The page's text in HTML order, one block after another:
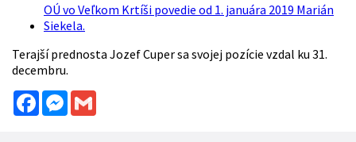
OÚ vo Veľkom Krtíši povedie od 1. januára 2019 Marián
Siekela.
Terajší prednosta Jozef Cuper sa svojej pozície vzdal ku 31.
decembru.
FacebookMessenger